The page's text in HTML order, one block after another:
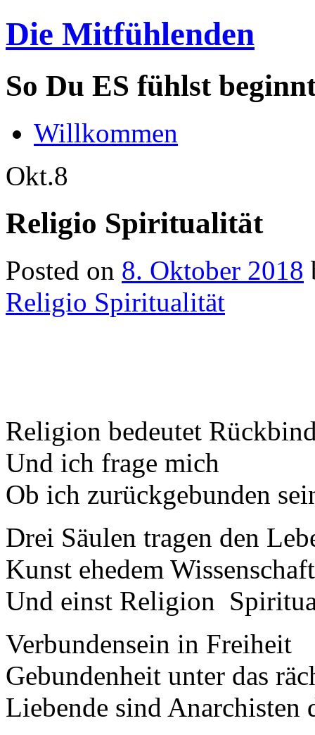
Die Mitfühlenden
So Du ES fühlst
Willkommen
Okt.8
Religio Spiritualität
Posted on 8. Oktober 2018
Religio Spiritualität
Religion bedeutet
Und ich frage mich
Ob ich zurückgebunden
Drei Säulen tragen den
Kunst ehedem
Und einst Religion
Verbundensein in Freiheit
Gebundenheit unter das
Liebende sind Anarchisten